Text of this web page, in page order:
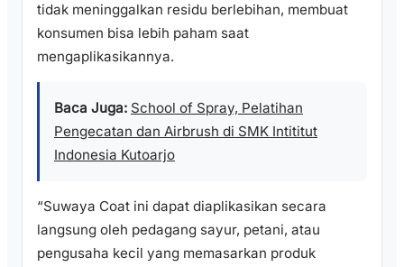
tidak meninggalkan residu berlebihan, membuat
konsumen bisa lebih paham saat
mengaplikasikannya.
Baca Juga: School of Spray, Pelatihan
Pengecatan dan Airbrush di SMK Intititut
Indonesia Kutoarjo
“Suwaya Coat ini dapat diaplikasikan secara
langsung oleh pedagang sayur, petani, atau
pengusaha kecil yang memasarkan produk